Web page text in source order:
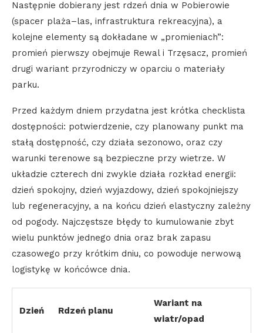
Następnie dobierany jest rdzeń dnia w Pobierowie
(spacer plaża–las, infrastruktura rekreacyjna), a
kolejne elementy są dokładane w „promieniach”:
promień pierwszy obejmuje Rewal i Trzęsacz, promień
drugi wariant przyrodniczy w oparciu o materiały
parku.
Przed każdym dniem przydatna jest krótka checklista
dostępności: potwierdzenie, czy planowany punkt ma
stałą dostępność, czy działa sezonowo, oraz czy
warunki terenowe są bezpieczne przy wietrze. W
układzie czterech dni zwykle działa rozkład energii:
dzień spokojny, dzień wyjazdowy, dzień spokojniejszy
lub regeneracyjny, a na końcu dzień elastyczny zależny
od pogody. Najczęstsze błędy to kumulowanie zbyt
wielu punktów jednego dnia oraz brak zapasu
czasowego przy krótkim dniu, co powoduje nerwową
logistykę w końcówce dnia.
Dzień Rdzeń planu
Wariant na
wiatr/opad